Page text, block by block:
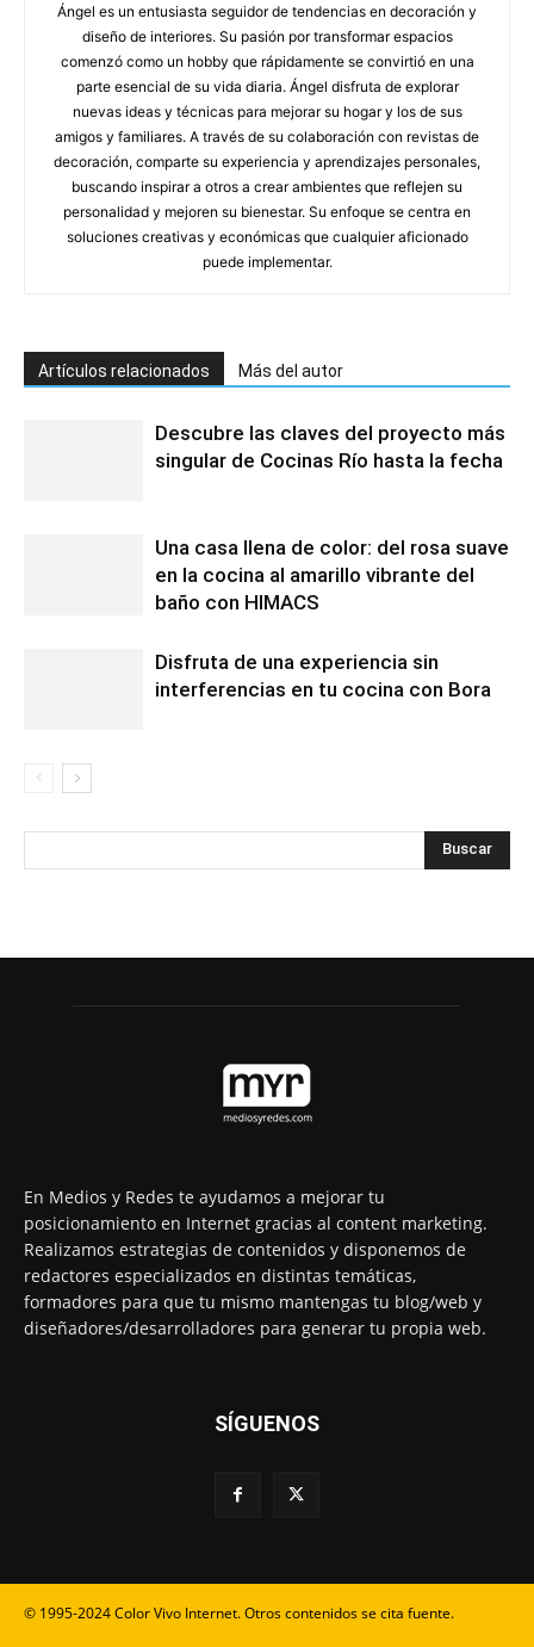
Ángel es un entusiasta seguidor de tendencias en decoración y
diseño de interiores. Su pasión por transformar espacios
comenzó como un hobby que rápidamente se convirtió en una
parte esencial de su vida diaria. Ángel disfruta de explorar
nuevas ideas y técnicas para mejorar su hogar y los de sus
amigos y familiares. A través de su colaboración con revistas de
decoración, comparte su experiencia y aprendizajes personales,
buscando inspirar a otros a crear ambientes que reflejen su
personalidad y mejoren su bienestar. Su enfoque se centra en
soluciones creativas y económicas que cualquier aficionado
puede implementar.
Artículos relacionados Más del autor
Descubre las claves del proyecto más
singular de Cocinas Río hasta la fecha
Una casa llena de color: del rosa suave
en la cocina al amarillo vibrante del
baño con HIMACS
Disfruta de una experiencia sin
interferencias en tu cocina con Bora
En Medios y Redes te ayudamos a mejorar tu
posicionamiento en Internet gracias al content marketing.
Realizamos estrategias de contenidos y disponemos de
redactores especializados en distintas temáticas,
formadores para que tu mismo mantengas tu blog/web y
diseñadores/desarrolladores para generar tu propia web.
SÍGUENOS
© 1995-2024 Color Vivo Internet. Otros contenidos se cita fuente.